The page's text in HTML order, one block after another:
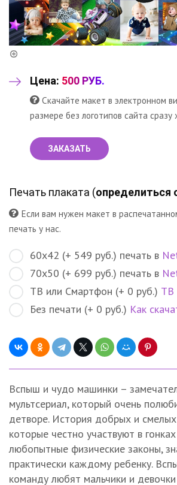
Цена: 500 РУБ.
Скачайте макет в электронном
размере без логотипов сайта
ЗАКАЗАТЬ
Печать плаката (определиться
Если вам нужен макет в
печать у нас.
60х42 (+ 549 руб.) печать в
70х50 (+ 699 руб.) печать в
ТВ или Смартфон (+ 0 руб.) ТВ
Без печати (+ 0 руб.) Как
Вспыш и чудо машинки –
мультсериал, который очень
детворе. История добрых и
которые честно участвуют в
любопытные физические законы,
практически каждому ребенку.
команду любят мальчики и девочки